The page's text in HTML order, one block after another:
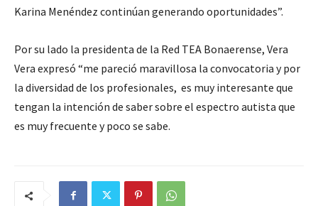
Karina Menéndez continúan generando oportunidades”.
Por su lado la presidenta de la Red TEA Bonaerense, Vera
Vera expresó “me pareció maravillosa la convocatoria y por
la diversidad de los profesionales, es muy interesante que
tengan la intención de saber sobre el espectro autista que
es muy frecuente y poco se sabe.